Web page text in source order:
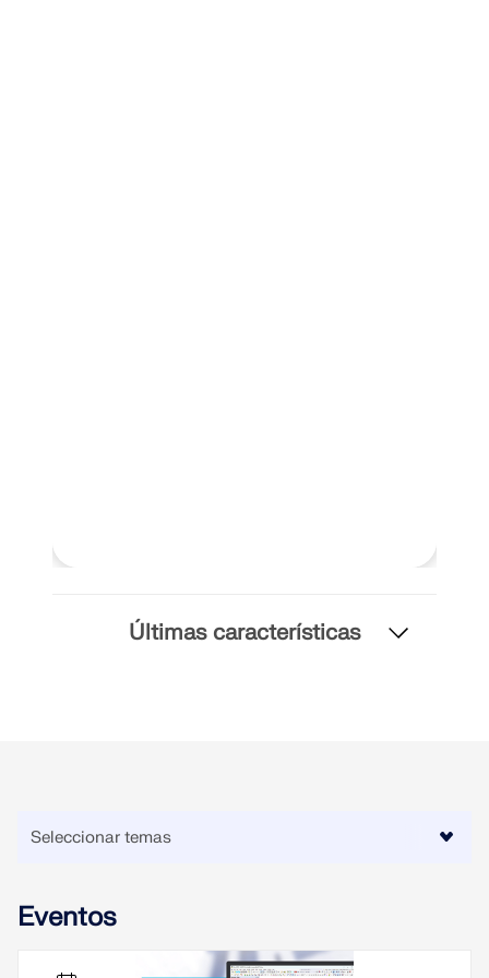
zonas para la determinación rápida de cargas de
Últimas características
Eventos